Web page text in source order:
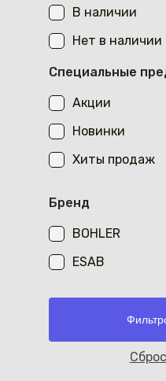
В наличии
Нет в наличии
Специальные
Акции
Новинки
Хиты продаж
Бренд
BOHLER
ESAB